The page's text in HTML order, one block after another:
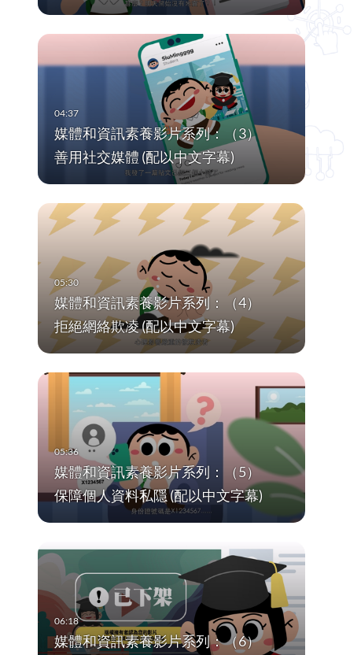
媒體和資訊素養影片系列：（3）
善用社交媒體 (配以中文字幕)
媒體和資訊素養影片系列：（4）
拒絕網絡欺凌 (配以中文字幕)
媒體和資訊素養影片系列：（5）
保障個人資料私隱 (配以中文字幕)
媒體和資訊素養影片系列：（6）